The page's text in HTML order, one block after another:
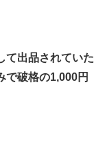
て出品されていた
で破格の1,000円